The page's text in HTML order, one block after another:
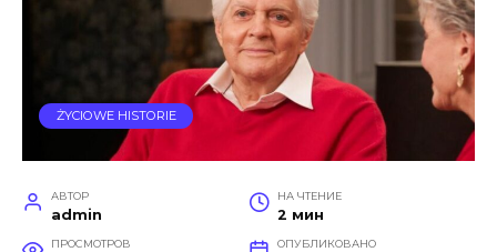
ŻYCIOWE HISTORIE
АВТОР
admin
НА ЧТЕНИЕ
2 мин
ПРОСМОТРОВ ОПУБЛИКОВАНО